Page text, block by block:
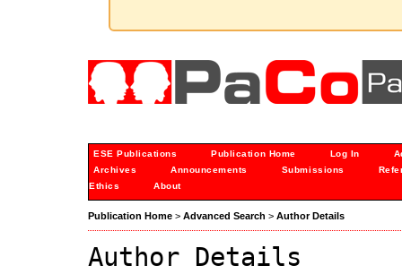
ESE Publications Publication Home Log In
Archives
Announcements Submissions
Ethics
About
Publication Home > Advanced Search > Author Details
Author Details